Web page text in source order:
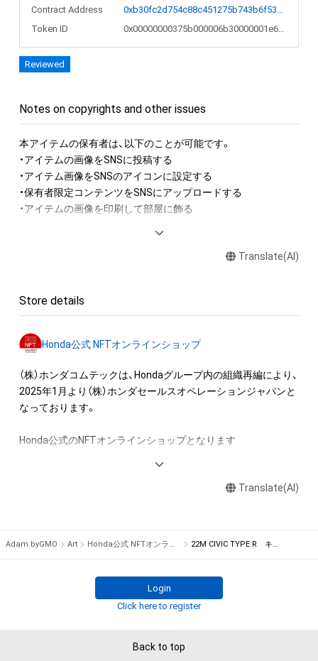
Contract Address
0xb30fc2d754c88c451275b743b6f530f19f643683
Token ID
0x00000000375b000006b30000001e684c
Reviewed
Notes on copyrights and other issues
本アイテムの保有者は、以下のことが可能です。
・アイテムの画像をSNSに投稿する
・アイテム画像をSNSのアイコンに設定する
・保有者限定コンテンツをSNSにアップロードする
・アイテムの画像を印刷して部屋に飾る
ロゴ等を含みますがこれらに限られません。)にかかる知的財産
産権(それらの権利を取得し、又はそれらの権利につき登録等を
出願する権利を含みます。)を意味します。)は、本アイテムの著
作権を有する方、著作隣接権の権利者またはその管理委託を受
けている者によって保護されています。そのため、本アイテム
を保有していたとしても、本アイテムに関する創作物にかかる
・本アイテムの著作権を有する方、著作隣接権の権利者またはそ
アイテムの保有者が有する権利」の範囲を超えた行為、知的財産
権を侵害するおそれのある行為(改変、公開、配布、逆コンパイ
に反する利用またはその恐れのある利用など、作成者が不適切
このアイテムに関するお問い合わせ先
Translate(AI)
Store details
Honda公式 NFTオンラインショップ
（株）ホンダコムテックは、Hondaグループ内の組織再編により、
2025年1月より（株）ホンダセールスオペレーションジャパンと
なっております。
Honda公式のNFTオンラインショップとなります
aid=ec10d98ab4ea4f40b79b589723049007
aid=ec10d98ab4ea4f40b79b589723049007
Translate(AI)
Adam byGMO Art Honda公式 NFTオンラインショップ 22M CIVIC TYPE R キースケッチ
Login
Click here to register
Back to top